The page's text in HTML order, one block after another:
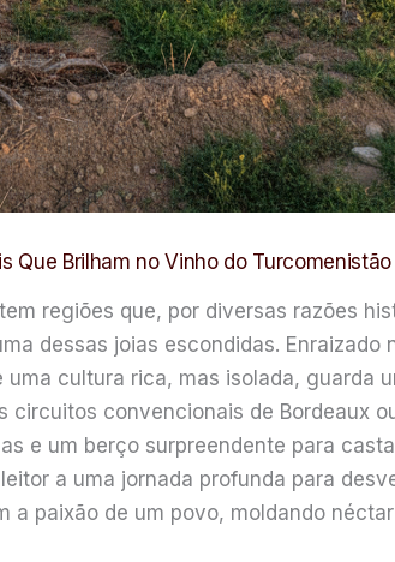
Que Brilham no Vinho do Turcomenistão
regiões que, por diversas razões
dessas joias escondidas. Enraizado
cultura rica, mas isolada, guarda
convencionais de Bordeaux
e um berço surpreendente para
a uma jornada profunda para
paixão de um povo, moldando